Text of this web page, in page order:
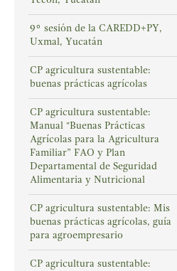
9° sesión de la CAREDD+PY,
Uxmal, Yucatán
CP agricultura sustentable:
buenas prácticas agrícolas
CP agricultura sustentable:
Manual "Buenas Prácticas
Agrícolas para la Agricultura
Familiar” FAO y Plan
Departamental de Seguridad
Alimentaria y Nutricional
CP agricultura sustentable: Mis
buenas prácticas agrícolas, guía
para agroempresario
CP agricultura sustentable: